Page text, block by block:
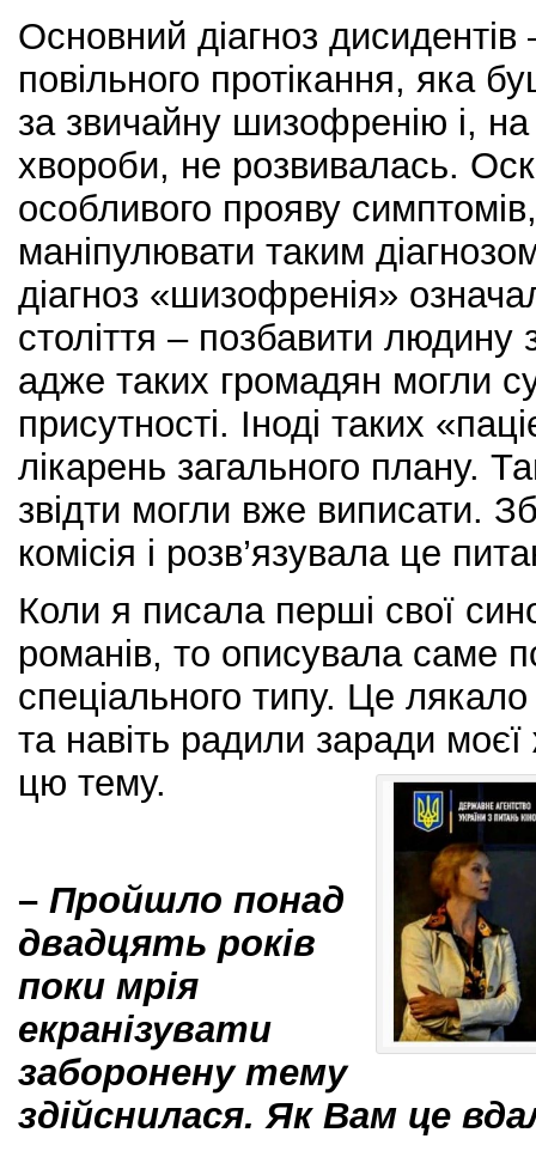
Основний діагноз
повільного протікання, яка
за звичайну шизофренію і, на
хвороби, не розвивалась.
особливого прояву
маніпулювати таким
діагноз «шизофренія»
століття – позбавити людину
адже таких громадян могли
присутності. Іноді таких
лікарень загального плану.
звідти могли вже виписати.
комісія і розв’язувала це
Коли я писала перші свої
романів, то описувала саме
спеціального типу. Це
та навіть радили заради
цю тему.
– Пройшло понад
двадцять років
поки мрія
екранізувати
заборонену тему
здійснилася. Як Вам це